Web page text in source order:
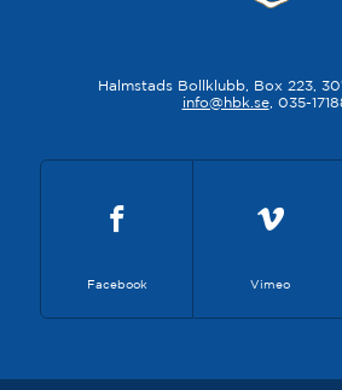
Halmstads Bollklubb, Box 223,
info@hbk.se, 035-
Facebook Vimeo